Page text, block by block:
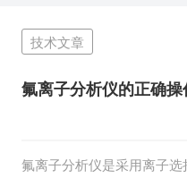
密闭的另一个问题是测试
验中吸收空气水分，会导
样的准确问题。在标定卡尔
技术文章
氟离子分析仪的正确操
氟离子分析仪是采用离子选